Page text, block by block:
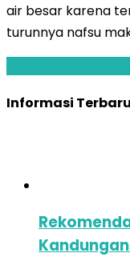
air besar karena
turunnya nafsu
Informasi Terbaru